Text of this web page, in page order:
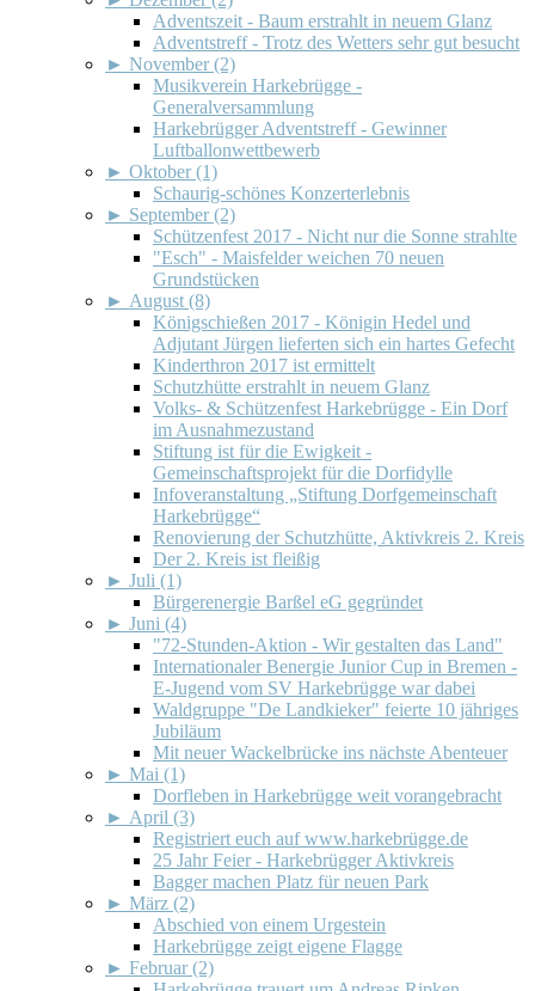
Adventszeit - Baum erstrahlt in neuem Glanz
Adventstreff - Trotz des Wetters sehr gut besucht
► November (2)
Musikverein Harkebrügge -
Generalversammlung
Harkebrügger Adventstreff - Gewinner
Luftballonwettbewerb
► Oktober (1)
Schaurig-schönes Konzerterlebnis
► September (2)
Schützenfest 2017 - Nicht nur die Sonne strahlte
"Esch" - Maisfelder weichen 70 neuen
Grundstücken
► August (8)
Königschießen 2017 - Königin Hedel und
Adjutant Jürgen lieferten sich ein hartes Gefecht
Kinderthron 2017 ist ermittelt
Schutzhütte erstrahlt in neuem Glanz
Volks- & Schützenfest Harkebrügge - Ein Dorf
im Ausnahmezustand
Stiftung ist für die Ewigkeit -
Gemeinschaftsprojekt für die Dorfidylle
Infoveranstaltung „Stiftung Dorfgemeinschaft
Harkebrügge“
Renovierung der Schutzhütte, Aktivkreis 2. Kreis
Der 2. Kreis ist fleißig
► Juli (1)
Bürgerenergie Barßel eG gegründet
► Juni (4)
"72-Stunden-Aktion - Wir gestalten das Land"
Internationaler Benergie Junior Cup in Bremen -
E-Jugend vom SV Harkebrügge war dabei
Waldgruppe "De Landkieker" feierte 10 jähriges
Jubiläum
Mit neuer Wackelbrücke ins nächste Abenteuer
► Mai (1)
Dorfleben in Harkebrügge weit vorangebracht
► April (3)
Registriert euch auf www.harkebrügge.de
25 Jahr Feier - Harkebrügger Aktivkreis
Bagger machen Platz für neuen Park
► März (2)
Abschied von einem Urgestein
Harkebrügge zeigt eigene Flagge
► Februar (2)